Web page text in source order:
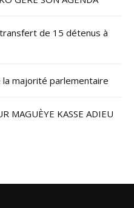
de 15 détenus à
la majorité parlementaire
MAGUÈYE KASSE ADIEU